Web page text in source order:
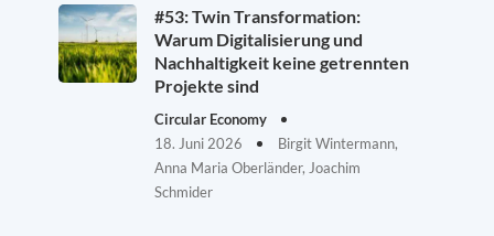
#53: Twin Transformation:
Warum Digitalisierung und
Nachhaltigkeit keine getrennten
Projekte sind
Circular Economy
18. Juni 2026
Birgit Wintermann,
Anna Maria Oberländer, Joachim
Schmider